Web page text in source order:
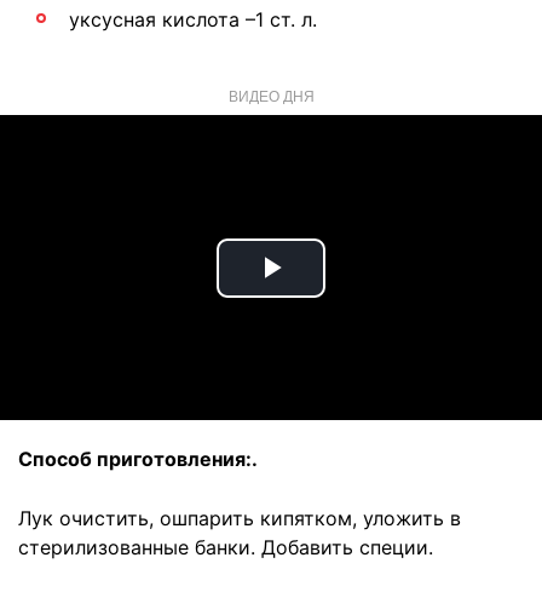
уксусная кислота –1 ст. л.
ВИДЕО ДНЯ
Play
Способ приготовления:.
Лук очистить, ошпарить кипятком, уложить в
стерилизованные банки. Добавить специи.